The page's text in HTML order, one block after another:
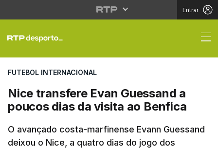
Entrar
Nice transfere Evan
FUTEBOL INTERNACIONAL
Nice transfere Evan Guessand a
poucos dias da visita ao Benfica
O avançado costa-marfinense Evann Guessand
deixou o Nice, a quatro dias do jogo dos